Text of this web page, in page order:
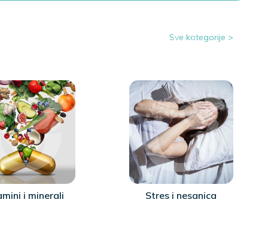
Sve kategorije >
i minerali Stres i nesanica